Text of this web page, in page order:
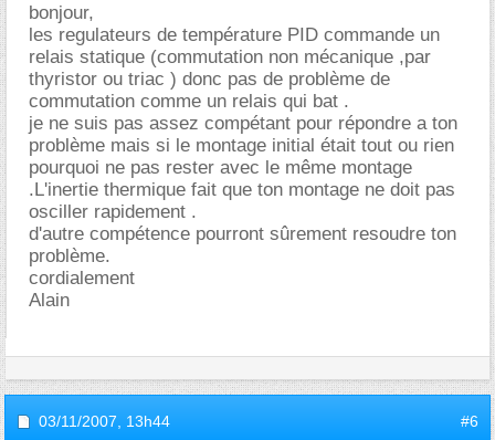
bonjour,
les regulateurs de température PID commande un
relais statique (commutation non mécanique ,par
thyristor ou triac ) donc pas de problème de
commutation comme un relais qui bat .
je ne suis pas assez compétant pour répondre a ton
problème mais si le montage initial était tout ou rien
pourquoi ne pas rester avec le même montage
.L'inertie thermique fait que ton montage ne doit pas
osciller rapidement .
d'autre compétence pourront sûrement resoudre ton
problème.
cordialement
Alain
03/11/2007, 13h44 #6